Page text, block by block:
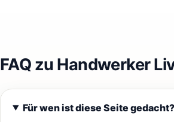
FAQ zu Handwerker
Für wen ist diese Seite gedacht?